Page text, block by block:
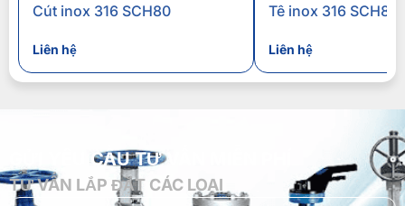
Cút inox 316 SCH80
Liên hệ
Tê inox 316 SCH80
Liên hệ
GỬI YÊU CẦU TƯ VẤN MIỄN PHÍ
TƯ VẤN LẮP ĐẶT CÁC LOẠI